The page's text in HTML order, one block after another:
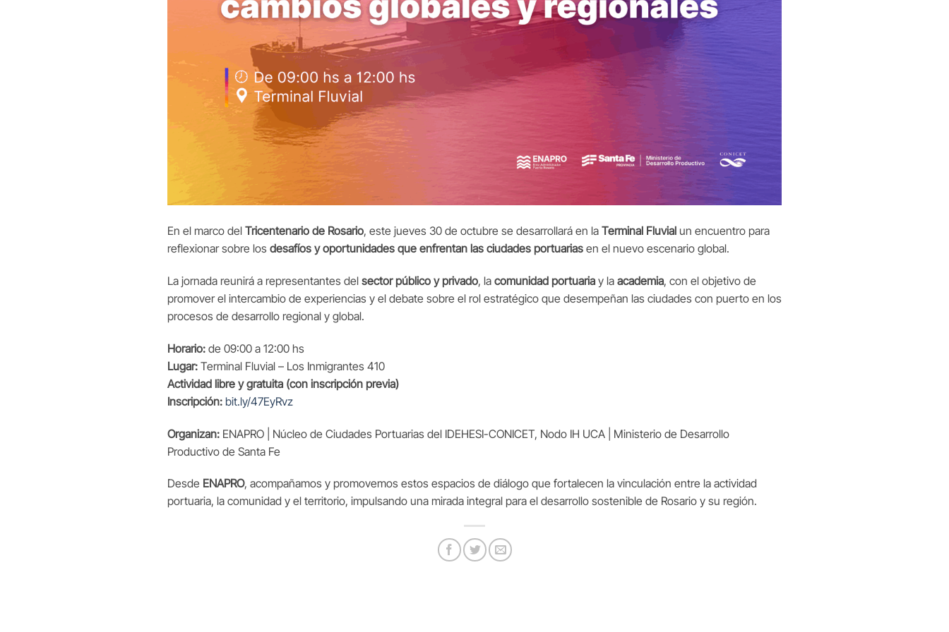
En el marco del Tricentenario de Rosario, este jueves 30 de octubre se desarrollará en la Terminal Fluvial un encuentro para
reflexionar sobre los desafíos y oportunidades que enfrentan las ciudades portuarias en el nuevo escenario global.
La jornada reunirá a representantes del sector público y privado, la comunidad portuaria y la academia, con el objetivo de
promover el intercambio de experiencias y el debate sobre el rol estratégico que desempeñan las ciudades con puerto en los
procesos de desarrollo regional y global.
Horario: de 09:00 a 12:00 hs
Lugar: Terminal Fluvial – Los Inmigrantes 410
Actividad libre y gratuita (con inscripción previa)
Inscripción: bit.ly/47EyRvz
Organizan: ENAPRO | Núcleo de Ciudades Portuarias del IDEHESI-CONICET, Nodo IH UCA | Ministerio de Desarrollo
Productivo de Santa Fe
Desde ENAPRO, acompañamos y promovemos estos espacios de diálogo que fortalecen la vinculación entre la actividad
portuaria, la comunidad y el territorio, impulsando una mirada integral para el desarrollo sostenible de Rosario y su región.